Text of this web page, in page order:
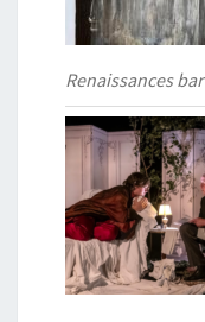
Renaissances